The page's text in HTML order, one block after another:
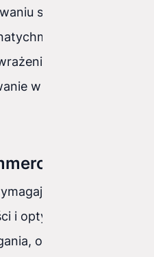
statycznemu,
użytkownika i
w
wysokiej
i optymalizacji SEO.
oferując